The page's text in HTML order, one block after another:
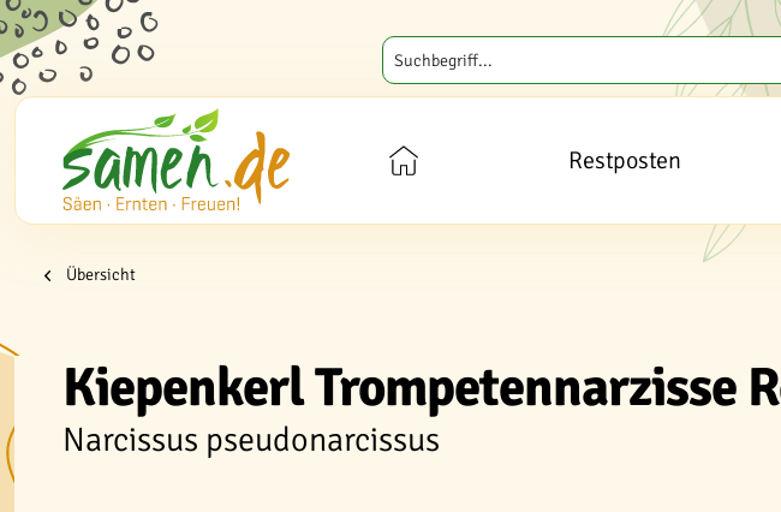
Restposten
Übersicht
Kiepenkerl Trompetennarzisse
Narcissus pseudonarcissus